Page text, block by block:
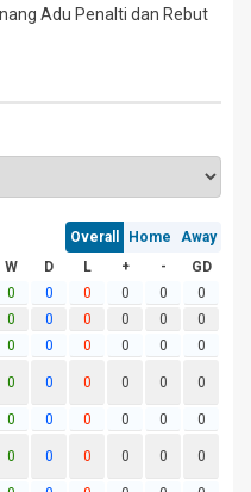
Adu Penalti dan Rebut